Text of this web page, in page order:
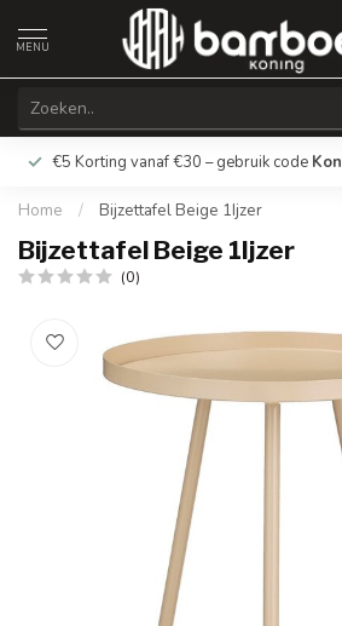
MENU
€5 Korting vanaf €30 – gebruik code
Home / Bijzettafel Beige 1Ijzer
Bijzettafel Beige 1Ijzer
(0)